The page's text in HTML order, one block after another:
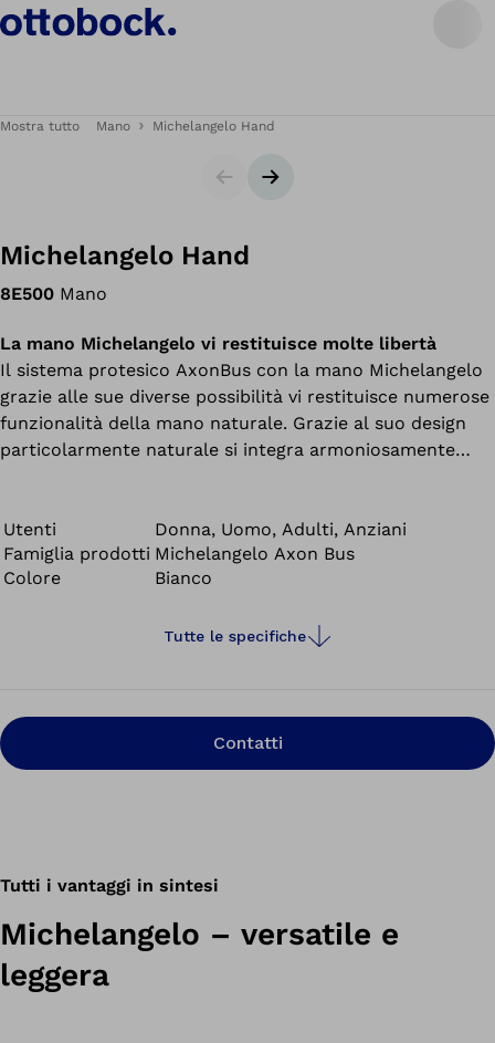
Mostra tutto Mano Michelangelo Hand
CursoreSlide successiva
Michelangelo Hand
8E500 Mano
La mano Michelangelo vi restituisce molte libertà
Il sistema protesico AxonBus con la mano Michelangelo
grazie alle sue diverse possibilità vi restituisce numerose
funzionalità della mano naturale. Grazie al suo design
particolarmente naturale si integra armoniosamente
Utenti
Donna, Uomo, Adulti, Anziani
Famiglia prodotti Michelangelo Axon Bus
Colore
Bianco
Tutte le specifiche
Contatti
Tutti i vantaggi in sintesi
Michelangelo – versatile e
leggera